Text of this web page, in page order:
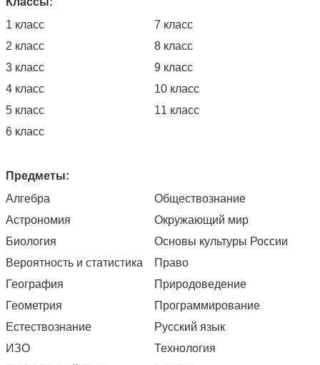
1 класс
2 класс
3 класс
4 класс
5 класс
6 класс
7 класс
8 класс
9 класс
10 класс
11 класс
Предметы:
Алгебра
Астрономия
Биология
Вероятность и статистика
География
Геометрия
Естествознание
ИЗО
Обществознание
Окружающий мир
Основы культуры России
Право
Природоведение
Программирование
Русский язык
Технология